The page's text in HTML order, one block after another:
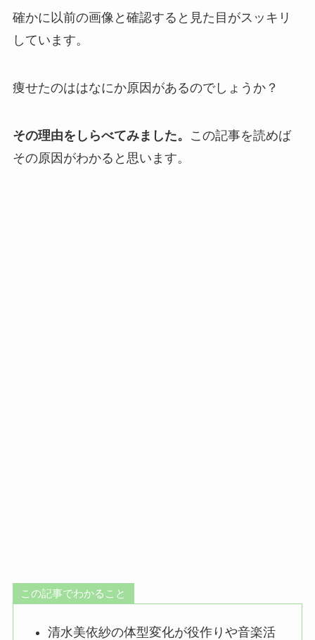
確かに以前の画像と確認すると見た目がスッキリ
しています。
痩せたのははなにか原因があるのでしょうか？
その理由をしらべてみました。
この記事を読めば
その原因がわかると思います。
この記事でわかること
清水美依紗の体型変化が役作りや音楽活